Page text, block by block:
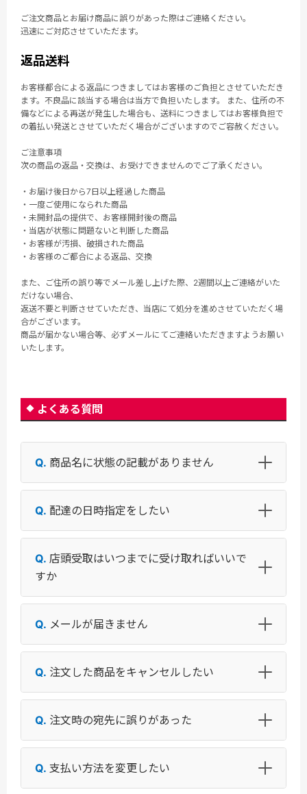
ご注文商品とお届け商品に誤りがあった際はご連絡ください。
迅速にご対応させていただます。
返品送料
お客様都合による返品につきましてはお客様のご負担とさせていただき
ます。不良品に該当する場合は当方で負担いたします。 また、住所の不
備などによる再送が発生した場合も、送料につきましてはお客様負担で
の着払い発送とさせていただく場合がございますのでご容赦ください。
ご注意事項
次の商品の返品・交換は、お受けできませんのでご了承ください。
・お届け後日から7日以上経過した商品
・一度ご使用になられた商品
・未開封品の提供で、お客様開封後の商品
・当店が状態に問題ないと判断した商品
・お客様が汚損、破損された商品
・お客様のご都合による返品、交換
また、ご住所の誤り等でメール差し上げた際、2週間以上ご連絡がいた
だけない場合、
返送不要と判断させていただき、当店にて処分を進めさせていただく場
合がございます。
商品が届かない場合等、必ずメールにてご連絡いただきますようお願い
いたします。
よくある質問
商品名に状態の記載がありません
配達の日時指定をしたい
店頭受取はいつまでに受け取ればいいで
すか
メールが届きません
注文した商品をキャンセルしたい
注文時の宛先に誤りがあった
支払い方法を変更したい